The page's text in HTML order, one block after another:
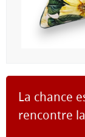
La chance
rencontre